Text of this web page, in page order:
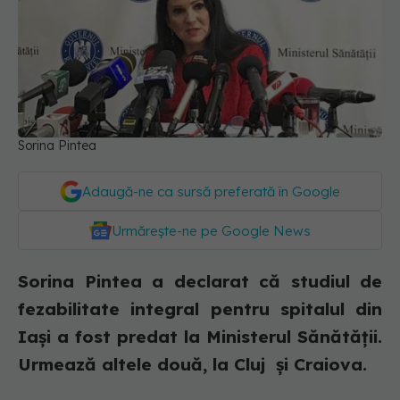
Sorina Pintea
Adaugă-ne ca sursă preferată în Google
Urmărește-ne pe Google News
Sorina Pintea a declarat că studiul de
fezabilitate integral pentru spitalul din
Iași a fost predat la Ministerul Sănătății.
Urmează altele două, la Cluj și Craiova.